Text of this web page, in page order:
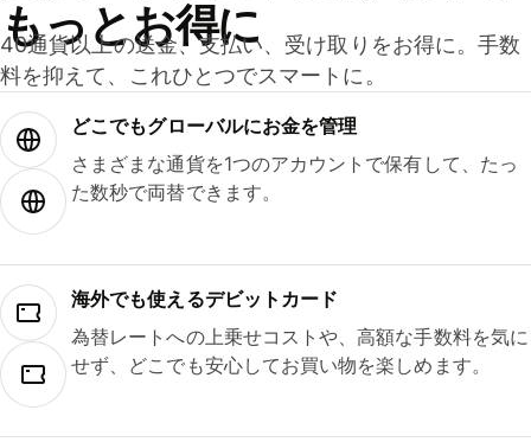
もっとお得に
40通貨以上の送金、支払い、受け取りをお得に。手数
料を抑えて、これひとつでスマートに。
どこでもグ⁠ロ⁠ー⁠バ⁠ルにお金を管理
さまざまな通貨を1つのアカウントで保有して、たっ
た数秒で両替できます。
海外でも使えるデビットカード
為替レートへの上乗せコストや、高額な手数料を気に
せず、どこでも安心してお買い物を楽しめます。